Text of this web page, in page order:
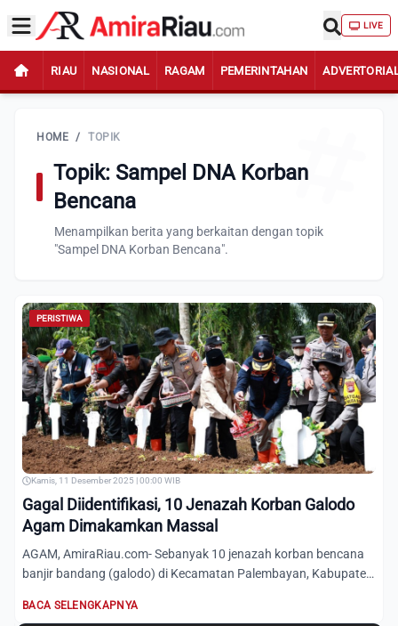
LIVE
RIAU NASIONAL RAGAM PEMERINTAHAN
HOME / TOPIK
Topik: Sampel DNA Korban
Bencana
Menampilkan berita yang berkaitan dengan topik
"Sampel DNA Korban Bencana".
PERISTIWA
Kamis, 11 Desember 2025 | 00:00 WIB
Gagal Diidentifikasi, 10 Jenazah Korban Galodo
Agam Dimakamkan Massal
AGAM, AmiraRiau.com- Sebanyak 10 jenazah korban bencana
banjir bandang (galodo) di Kecamatan Palembayan, Kabupaten
BACA SELENGKAPNYA